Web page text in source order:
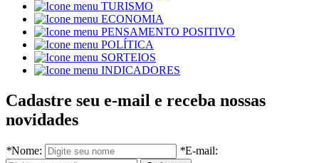
TURISMO
ECONOMIA
PENSAMENTO POSITIVO
POLÍTICA
SORTEIOS
INDICADORES
Cadastre seu e-mail e receba nossas
novidades
*Nome: *E-mail: